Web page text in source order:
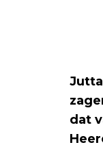
dat